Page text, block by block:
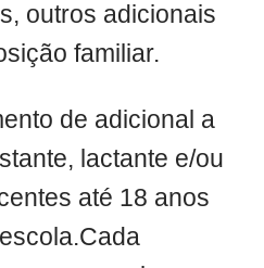
outros adicionais
familiar.
de adicional a
lactante e/ou
até 18 anos